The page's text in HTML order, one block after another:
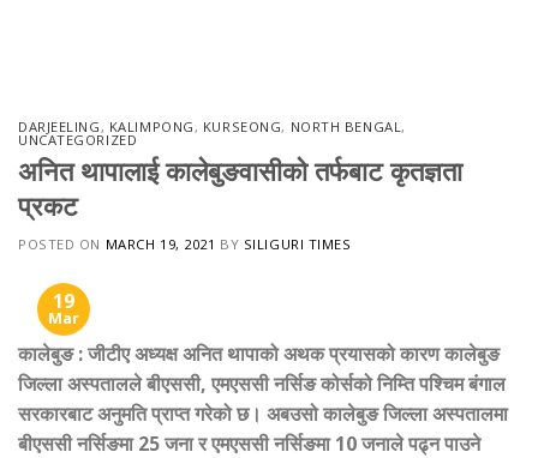
DARJEELING, KALIMPONG, KURSEONG, NORTH BENGAL,
UNCATEGORIZED
अनित थापालाई कालेबुङवासीको तर्फबाट कृतज्ञता
प्रकट
POSTED ON MARCH 19, 2021 BY SILIGURI TIMES
19
Mar
कालेबुङ:जीटीए अध्यक्ष अनित थापाको अथक प्रयासको कारण कालेबुङ
जिल्ला अस्पतालले बीएससी, एमएससी नर्सिङ कोर्सको निम्ति पश्चिम बंगाल
सरकारबाट अनुमति प्राप्त गरेको छ। अबउसो कालेबुङ जिल्ला अस्पतालमा
बीएससी नर्सिङमा 25 जना र एमएससी नर्सिङमा 10 जनाले पढ्न पाउने